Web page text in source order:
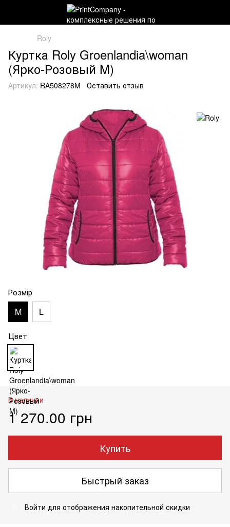
Roly
Куртка Roly Groenlandia\woman
(Ярко-Розовый M)
Артикул: RA508278M Оставить отзыв
Розмір
M L
Цвет
В наличии
1 270.00 грн
Купить
Быстрый заказ
Войти для отображения накопительной скидки